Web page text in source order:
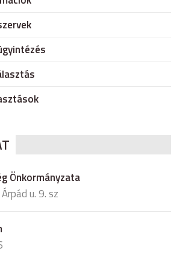
Önkormányzata
u. 9. sz